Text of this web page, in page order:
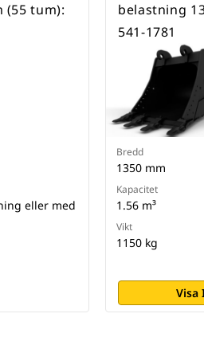
(55 tum):
eller med
belastning
541-1781
Bredd
1350 mm
Kapacitet
1.56 m³
Vikt
1150 kg
Visa